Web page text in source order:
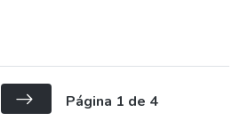
Página 1 de 4